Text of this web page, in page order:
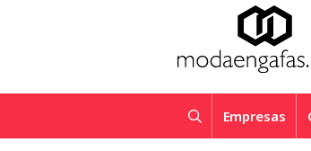
Empresas